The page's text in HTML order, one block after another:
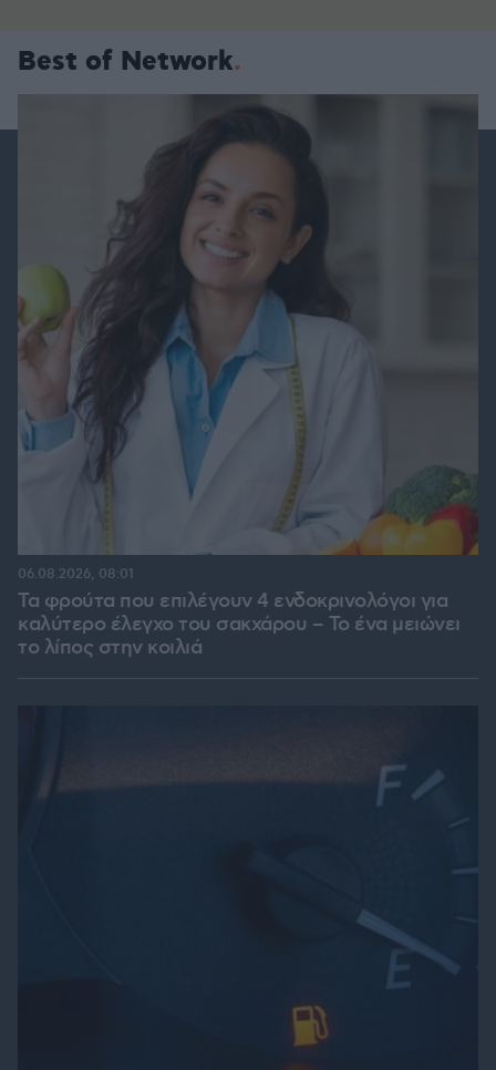
Best of Network
Τα φρούτα που επιλέγουν 4 ενδοκρινολόγοι για
καλύτερο έλεγχο του σακχάρου – Το ένα μειώνει
το λίπος στην κοιλιά
06.08.2026, 08:01